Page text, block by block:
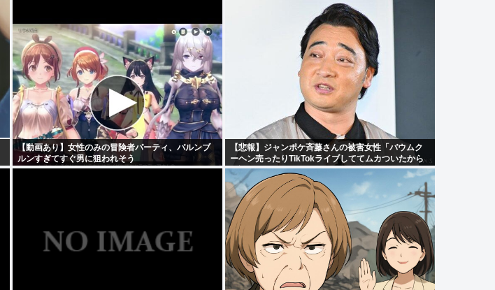
【動画あり】女性のみの冒険者パーティ、バルンブ
ルンすぎてすぐ男に狙われそう
【悲報】ジャンポケ斉藤さんの被害女性「バウムク
ーヘン売ったりTikTokライブしててムカついたから
示談しなかった」・・・・・・・・・